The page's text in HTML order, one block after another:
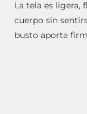
La tela es ligera,
cuerpo sin
busto aporta